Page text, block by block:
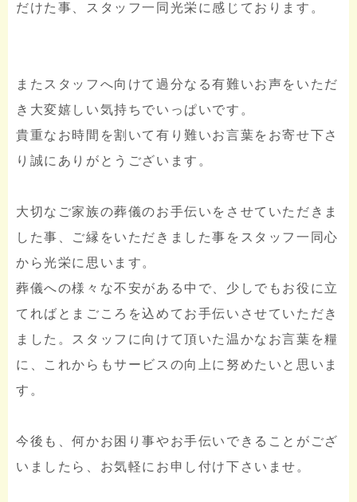
だけた事、スタッフ一同光栄に感じております。
またスタッフへ向けて過分なる有難いお声をいただ
き大変嬉しい気持ちでいっぱいです。
貴重なお時間を割いて有り難いお言葉をお寄せ下さ
り誠にありがとうございます。
大切なご家族の葬儀のお手伝いをさせていただきま
した事、ご縁をいただきました事をスタッフ一同心
から光栄に思います。
葬儀への様々な不安がある中で、少しでもお役に立
てればとまごころを込めてお手伝いさせていただき
ました。スタッフに向けて頂いた温かなお言葉を糧
に、これからもサービスの向上に努めたいと思いま
す。
今後も、何かお困り事やお手伝いできることがござ
いましたら、お気軽にお申し付け下さいませ。